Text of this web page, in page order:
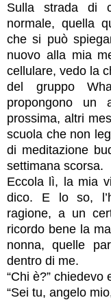
Sulla strada di
normale, quella
che si può
nuovo alla mia
cellulare, vedo la
del gruppo
propongono un
prossima, altri
scuola che non
di meditazione
settimana scorsa.
Eccola lì, la mia
dico. E lo so,
ragione, a un
ricordo bene la
nonna, quelle
dentro di me.
“Chi è?” chiedevo
“Sei tu, angelo